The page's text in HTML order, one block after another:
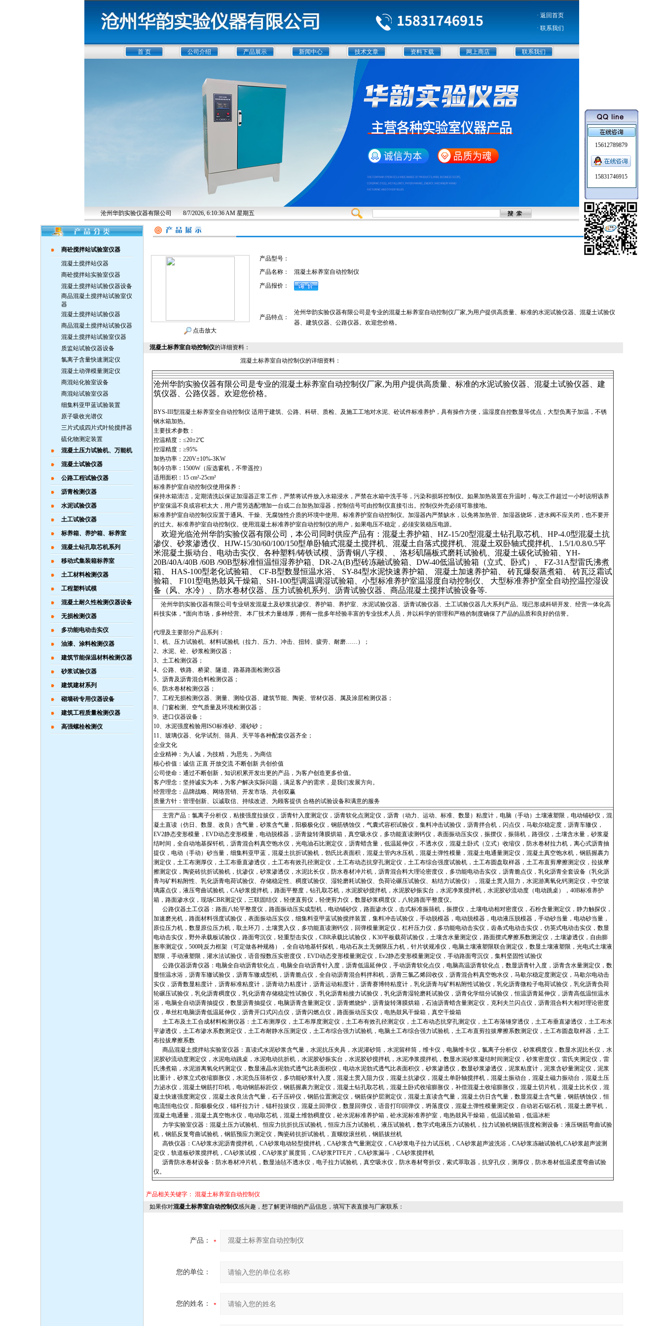
· 返回首页
· 联系我们
首 页 公司介绍 产品展示 新闻中心 技术文章 资料下载 网上商店 联系我们
沧州华韵实验仪器有限公司 8/7/2026, 6:10:37 AM 星期五
商砼搅拌站试验室仪器
混凝土搅拌站仪器
商砼搅拌站实验室仪器
混凝土搅拌站试验仪器设备
商品混凝土搅拌站试验室仪
器
混凝土搅拌站试验仪器
商品混凝土搅拌站试验仪器
混凝土搅拌站试验室仪器
质监站试验仪器设备
氯离子含量快速测定仪
混凝土动弹模量测定仪
商混站化验室设备
商混站试验室仪器
细集料亚甲蓝试验装置
原子吸收光谱仪
三片式或四片式叶轮搅拌器
硫化物测定装置
混凝土压力试验机、万能机
混凝土试验仪器
公路工程试验仪器
沥青检测仪器
水泥试验仪器
土工试验仪器
标养箱、养护箱、标养室
混凝土钻孔取芯机系列
移动式集装箱标养室
土工材料检测仪器
工程塑料试模
混凝土耐久性检测仪器设备
无损检测仪器
多功能电动击实仪
油漆、涂料检测仪器
建筑节能保温材料检测仪器
砂浆试验仪器
建筑建材系列
砌墙砖专用仪器设备
建筑工程质量检测仪器
高强螺栓检测仪
点击放大
产品型号：
产品名称：
混凝土标养室自动控制仪
产品报价：
产品特点：
沧州华韵实验仪器有限公司是专业的混凝土标养室自动控制仪厂家,为用户提供高质量、标准的水泥试验仪器、混凝土试验仪
器、建筑仪器、公路仪器。欢迎您价格。
混凝土标养室自动控制仪的详细资料：
混凝土标养室自动控制仪的详细资料：
沧州华韵实验仪器有限公司是专业的混凝土标养室自动控制仪厂家,为用户提供高质量、标准的水泥试验仪器、混凝土试验仪器、建
筑仪器、公路仪器。欢迎您价格。
BYS-III型混凝土标养室全自动控制仪 适用于建筑、公路、科研、质检、及施工工地对水泥、砼试件标准养护，具有操作方便，温湿度自控数显等优点，大型负离子加温，不锈
钢水箱加热。
主要技术参数：
控温精度：≤20±2℃
控湿精度：≥95%
加热功率：220V±10%-3KW
制冷功率：1500W（应选窗机，不带遥控）
适用面积：15 cm²-25cm²
标准养护室自动控制仪使用保养：
保持水箱清洁，定期清洗以保证加湿器正常工作，严禁将试件放入水箱浸水，严禁在水箱中洗手等，污染和损坏控制仪。如果加热装置在升温时，每次工作超过一小时说明该养
护室保温不良或容积太大，用户需另选配增加一台或二台加热加湿器，控制信号可由控制仪直接引出。控制仪外壳必须可靠接地。
标准养护室自动控制仪应置于通风、干燥、无腐蚀性介质的环境中使用。标准养护室自动控制仪。加湿器内严禁缺水，以免将加热管、加湿器烧坏，进水阀不应关闭，也不要开
的过大。标准养护室自动控制仪。使用混凝土标准养护室自动控制仪的用户，如果电压不稳定，必须安装稳压电源。
欢迎光临沧州华韵实验仪器有限公司，本公司同时供应产品有：混凝土养护箱、HZ-15/20型混凝土钻孔取芯机、HP-4.0型混凝土抗
渗仪、砂浆渗透仪、HJW-15/30/60/100/150型单卧轴式混凝土搅拌机、混凝土自落式搅拌机、混凝土双卧轴式搅拌机、1.5/1/0.8/0.5平
米混凝土振动台、电动击实仪、各种塑料/铸铁试模、沥青铜八字模、、洛杉矶隔板式磨耗试验机、混凝土碳化试验箱、YH-
20B/40A/40B /60B /90B型标准恒温恒湿养护箱、DR-2A(B)型砖冻融试验箱、DW-40低温试验箱（立式、卧式）、 FZ-31A型雷氏沸煮
箱、 HAS-100型老化试验箱、 CF-B型数显恒温水浴、 SY-84型水泥快速养护箱、 混凝土加速养护箱、 砖瓦爆裂蒸煮箱、 砖瓦泛霜试
验箱、 F101型电热鼓风干燥箱、SH-100型调温调湿试验箱、小型标准养护室温湿度自动控制仪、 大型标准养护室全自动控温控湿设
备（风、水冷）、防水卷材仪器、压力试验机系列、沥青试验仪器、商品混凝土搅拌试验设备等.
沧州华韵实验仪器有限公司专业研发混凝土及砂浆抗渗仪、养护箱、养护室、水泥试验仪器、沥青试验仪器、土工试验仪器几大系列产品。现已形成科研开发、经营一体化高
科技实体，*面向市场，多种经营。 本厂技术力量雄厚，拥有一批多年经验丰富的专业技术人员，并以科学的管理和严格的制度确保了产品的品质和良好的信誉。
代理及主要部分产品系列：
1、机、压力试验机、材料试验机（拉力、压力、冲击、扭转、疲劳、耐磨……）；
2、水泥、砼、砂浆检测仪器；
3、土工检测仪器；
4、公路、铁路、桥梁、隧道、路基路面检测仪器
5、沥青及沥青混合料检测仪器；
6、防水卷材检测仪器；
7、工程无损检测仪器、测量、测绘仪器、建筑节能、陶瓷、管材仪器、属及涂层检测仪器；
8、门窗检测、空气质量及环境检测仪器；
9、进口仪器设备；
10、水泥强度检验用ISO标准砂、灌砂砂；
11、玻璃仪器、化学试剂、筛具、天平等各种配套仪器齐全；
企业文化
企业精神：为人诚，为技精，为思先，为商信
核心价值：诚信 正直 开放交流 不断创新 共创价值
公司使命：通过不断创新，知识积累开发出更的产品，为客户创造更多价值。
客户理念：坚持诚实为本，为客户解决实际问题，满足客户的需求，是我们发展方向。
经营理念：品牌战略、网络营销、开发市场、共创双赢
质量方针：管理创新、以诚取信、持续改进、为顾客提供 合格的试验设备和满意的服务
主营产品：氯离子分析仪，粘接强度拉拔仪，沥青针入度测定仪，沥青软化点测定仪，沥青（动力、运动、标准、数显）粘度计，电脑（手动）土壤液塑限，电动铺砂仪，混
凝土直读（仿日、数显、改良）含气量，砂浆含气量，阳极极化仪，钢筋锈蚀仪，气囊式容积试验仪，集料冲击试验仪，沥青拌合机，闪点仪，马歇尔稳定度，沥青车辙仪，
EV2静态变形模量，EVD动态变形模量，电动脱模器，沥青旋转薄膜烘箱，真空吸水仪，多功能直读测钙仪，表面振动压实仪，振摆仪，振筛机，路强仪，土壤含水量，砂浆凝
结时间，全自动地基探钎机，沥青混合料真空饱水仪，光电油石比测定仪，沥青蜡含量，低温延伸仪，不透水仪，混凝土卧式（立式）收缩仪，防水卷材拉力机，离心式沥青抽
提仪，电动（手动）砂当量，细集料亚甲蓝，混凝土抗折试验机，勃氏比表面积，混凝土管内水压机，混凝土弹性模量，混凝土电通量测定仪，混凝土真空饱水机，钢筋握裹力
测定仪，土工布测厚仪，土工布垂直渗透仪，土工布有效孔径测定仪，土工布动态抗穿孔测定仪，土工布综合强度试验机，土工布圆盘取样器，土工布直剪摩擦测定仪，拉拔摩
擦测定仪，陶瓷砖抗折试验机，抗渗仪，砂浆渗透仪，水泥比长仪，防水卷材冲片机，沥青混合料大理论密度仪，多功能电动击实仪，沥青脆点仪，乳化沥青全套设备（乳化沥
青与矿料粘附性、乳化沥青电荷试验仪、存储稳定性、稠度试验仪、湿轮磨耗试验仪、负荷论碾压试验仪、粘结力试验仪），混凝土贯入阻力，水泥游离氧化钙测定仪，中空玻
璃露点仪，液压弯曲试验机，CA砂浆搅拌机，路面平整度，钻孔取芯机，水泥胶砂搅拌机，水泥胶砂振实台，水泥净浆搅拌机，水泥胶砂流动度（电动跳桌），40B标准养护
箱，路面渗水仪，现场CBR测定仪，三联固结仪，轻便直剪仪，轻便剪力仪，数显砂浆稠度仪，八轮路面平整度仪。
公路仪器土工仪器：路面八轮平整度仪，路面振动压实成型机，电动铺砂仪，路面渗水仪，击式标准振筛机，振摆仪，土壤电动相对密度仪，石粉含量测定仪，静力触探仪，
加速磨光机，路面材料强度试验仪，表面振动压实仪，细集料亚甲蓝试验搅拌装置，集料冲击试验仪，手动脱模器，电动脱模器，电动液压脱模器，手动砂当量，电动砂当量，
原位压力机，数显原位压力机，取土环刀，土壤贯入仪，多功能直读测钙仪，回弹模量测定仪，杠杆压力仪，多功能电动击实仪，齿条式电动击实仪，仿英式电动击实仪，数显
电动击实仪，野外承载板试验仪，路面弯沉仪，轻重型击实仪，CBR承载比试验仪，K30平板载荷试验仪，土壤含水量测定仪，路面摆式摩擦系数测定仪，土壤渗透仪，自由膨
胀率测定仪，500吨反力框架（可定做各种规格），全自动地基钎探机，电动石灰土无侧限压力机，针片状规准仪，电脑土壤液塑限联合测定仪，数显土壤液塑限，光电式土壤液
塑限，手动液塑限，灌水法试验仪，语音报数压实密度仪，EVD动态变形模量测定仪，Ev2静态变形模量测定仪，手动路面弯沉仪，集料坚固性试验仪
公路仪器沥青仪器：电脑全自动沥青软化点，电脑全自动沥青针入度，沥青低温延伸仪，手动沥青软化点仪，电脑高温沥青软化点，数显沥青针入度，沥青含水量测定仪，数
显恒温水浴，沥青车辙试验仪，沥青车辙成型机，沥青脆点仪，全自动沥青混合料拌和机，沥青三氯乙烯回收仪，沥青混合料真空饱水仪，马歇尔稳定度测定仪，马歇尔电动击
实仪，沥青数显粘度计，沥青标准粘度计，沥青动力粘度计，沥青运动粘度计，沥青赛博特粘度计，乳化沥青与矿料粘附性试验仪，乳化沥青微粒子电荷试验仪，乳化沥青负荷
轮碾压试验仪，乳化沥青稠度仪，乳化沥青存储稳定性试验仪，乳化沥青粘接力试验仪，乳化沥青湿轮磨耗试验仪，沥青化学组分试验仪，恒温沥青延伸仪，沥青高低温恒温水
浴，电脑全自动沥青抽提仪，数显沥青抽提仪，电脑沥青含量测定仪，沥青燃烧炉，沥青旋转薄膜烘箱，石油沥青蜡含量测定仪，克利夫兰闪点仪，沥青混合料大相对理论密度
仪，单丝杠电脑沥青低温延伸仪，沥青开口式闪点仪，沥青闪燃点仪，路面振动压实仪，电热鼓风干燥箱，真空干燥箱
土工布及土工合成材料检测仪器：土工布测厚仪，土工布厚度测定仪，土工布有效孔径测定仪，土工布动态抗穿孔测定仪，土工布落锤穿透仪，土工布垂直渗透仪，土工布水
平渗透仪，土工布渗水系数测定仪，土工布耐静水压测定仪，土工布综合强力试验机，电脑土工布综合强力试验机，土工布直剪拉拔摩擦系数测定仪，土工布圆盘取样器，土工
布拉拔摩擦系数
商品混凝土搅拌站实验室仪器：直读式水泥砂浆含气量，水泥抗压夹具，水泥灌砂筒，水泥留样筒，维卡仪，电脑维卡仪，氯离子分析仪，砂浆稠度仪，数显水泥比长仪，水
泥胶砂流动度测定仪，水泥电动跳桌，水泥电动抗折机，水泥胶砂振实台，水泥胶砂搅拌机，水泥净浆搅拌机，数显水泥砂浆凝结时间测定仪，砂浆密度仪，雷氏夹测定仪，雷
氏沸煮箱，水泥游离氧化钙测定仪，数显液晶水泥勃式透气比表面积仪，电动水泥勃式透气比表面积仪，砂浆渗透仪，数显砂浆渗透仪，泥浆粘度计，泥浆含砂量测定仪，泥浆
比重计，砂浆立式收缩膨胀仪，水泥负压筛析仪，多功能砂浆针入度，混凝土贯入阻力仪，混凝土抗渗仪，混凝土单卧轴搅拌机，混凝土振动台，混凝土磁力振动台，混凝土压
力泌水仪，混凝土钢筋打印机，电动钢筋标距仪，钢筋握裹力测定仪，混凝土钻孔取芯机，混凝土卧式收缩膨胀仪，补偿混凝土收缩膨胀仪，混凝土切片机，混凝土比长仪，混
凝土快速强度测定仪，混凝土改良法含气量，石子压碎仪，钢筋位置测定仪，钢筋保护层测定仪，混凝土直读含气量，混凝土仿日含气量，数显混凝土含气量，钢筋锈蚀仪，恒
电流恒电位仪，阳极极化仪，锚杆拉力计，锚杆拉拔仪，混凝土回弹仪，数显回弹仪，语音打印回弹仪，坍落度仪，混凝土弹性模量测定仪，自动岩石锯石机，混凝土磨平机，
混凝土电通量，混凝土真空饱水仪，电动取芯机，混凝土维勃稠度仪，砼水泥标准养护箱，砼水泥标准养护室，电热鼓风干燥箱，低温试验箱，低温冰柜
力学实验室仪器：混凝土压力试验机、恒应力抗折抗压试验机，恒应力压力试验机，液压试验机，数字式电液压力试验机，拉力试验机钢筋强度检测设备：液压钢筋弯曲试验
机，钢筋反复弯曲试验机，钢筋预应力测定仪，陶瓷砖抗折试验机，直螺纹滚丝机，钢筋拔丝机
高铁仪器：CA砂浆水泥沥青搅拌机，CA砂浆电动轻型搅拌机，CA砂浆含气量测定仪，CA砂浆电子拉力试压机，CA砂浆超声波洗浴，CA砂浆冻融试验机,CA砂浆超声波测
定仪，轨道板砂浆搅拌机，CA砂浆试模，CA砂浆扩展度筒，CA砂浆PTFE片，CA砂浆漏斗，CA砂浆搅拌机
沥青防水卷材设备：防水卷材冲片机，数显油毡不透水仪，电子拉力试验机，真空吸水仪，防水卷材弯折仪，索式萃取器，抗穿孔仪，测厚仪，防水卷材低温柔度弯曲试验
仪。
产品相关关键字： 混凝土标养室自动控制仪
如果你对混凝土标养室自动控制仪感兴趣，想了解更详细的产品信息，填写下表直接与厂家联系：
产品：
您的单位：
您的姓名：
15612789879
15831746915